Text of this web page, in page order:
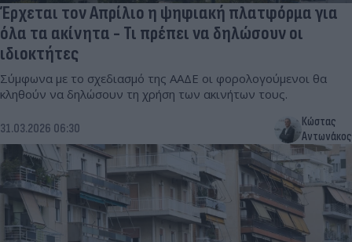
Έρχεται τον Απρίλιο η ψηφιακή πλατφόρμα για
όλα τα ακίνητα - Τι πρέπει να δηλώσουν οι
ιδιοκτήτες
Σύμφωνα με το σχεδιασμό της ΑΑΔΕ οι φορολογούμενοι θα
κληθούν να δηλώσουν τη χρήση των ακινήτων τους.
31.03.2026 06:30
Κώστας
Αντωνάκος